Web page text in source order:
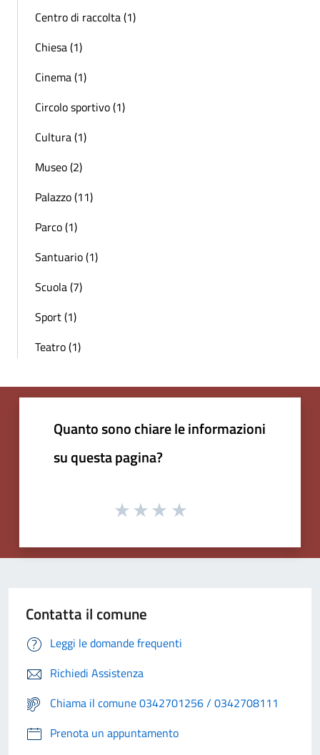
Centro di raccolta (1)
Chiesa (1)
Cinema (1)
Circolo sportivo (1)
Cultura (1)
Museo (2)
Palazzo (11)
Parco (1)
Santuario (1)
Scuola (7)
Sport (1)
Teatro (1)
Quanto sono chiare le informazioni
su questa pagina?
Contatta il comune
Leggi le domande frequenti
Richiedi Assistenza
Chiama il comune 0342701256 / 0342708111
Prenota un appuntamento